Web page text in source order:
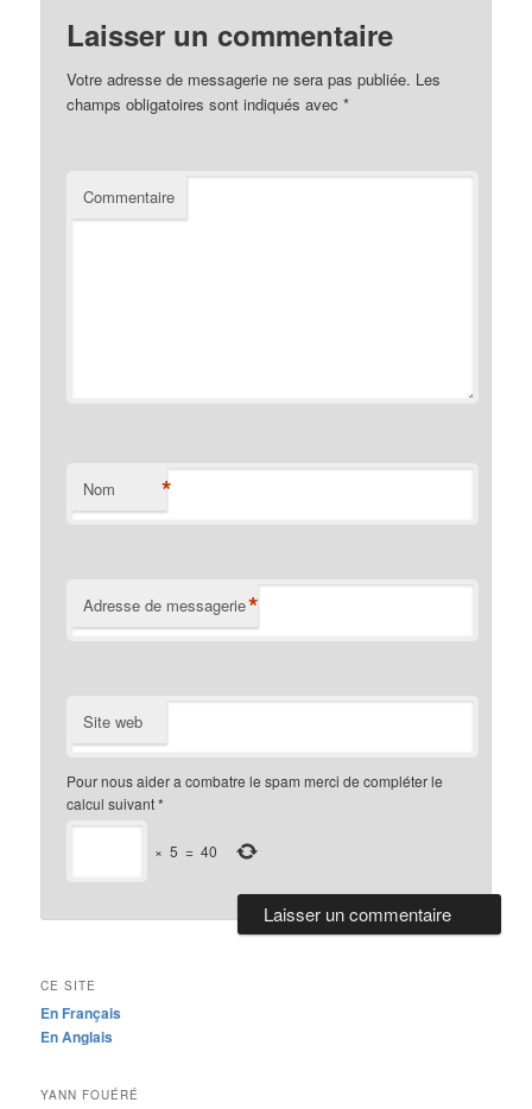
Laisser un commentaire
Votre adresse de messagerie ne sera pas publiée. Les
champs obligatoires sont indiqués avec*
Commentaire
Nom *
Adresse de messagerie*
Site web
Pour nous aider a combatre le spam merci de compléter le
calcul suivant*
× 5 = 40
CE SITE
En Français
En Anglais
YANN FOUÉRÉ